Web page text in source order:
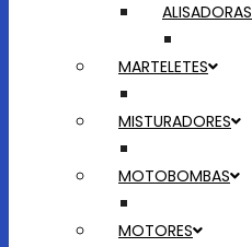
MARTELETES
MISTURADORES
MOTOBOMBAS
MOTORES